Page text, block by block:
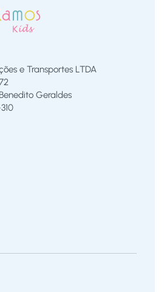
e Transportes LTDA
Geraldes